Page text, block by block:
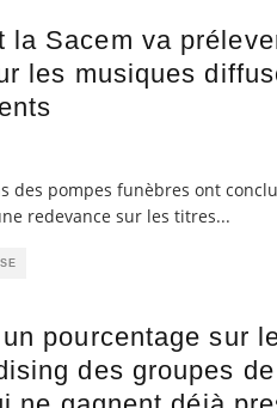
la Sacem va
les musiques
des pompes funèbres ont
redevance sur les titres...
pourcentage sur
des groupes